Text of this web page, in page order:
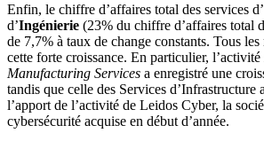
Enfin, le chiffre d’affaires total des services d’
d’Ingénierie (23% du chiffre d’affaires total
de 7,7% à taux de change constants. Tous
cette forte croissance. En particulier, l’activité
Manufacturing Services a enregistré une
tandis que celle des Services d’Infrastructure
l’apport de l’activité de Leidos Cyber, la
cybersécurité acquise en début d’année.